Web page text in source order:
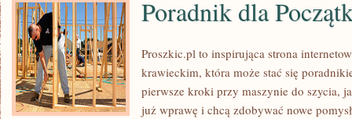
Poradnik dla
Proszkic.pl to inspirująca strona
krawieckim, która może stać się
pierwsze kroki przy maszynie do szycia,
już wprawę i chcą zdobywać nowe